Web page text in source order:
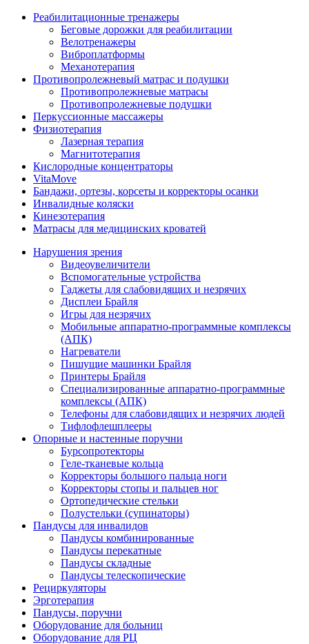
Реабилитационные тренажеры
Беговые дорожки для реабилитации
Велотренажеры
Виброплатформы
Механотерапия
Противопролежневый матрас и подушки
Противопролежневые матрасы
Противопролежневые подушки
Перкуссионные массажеры
Физиотерапия
Лазерная терапия
Магнитотерапия
Кислородные концентраторы
VitaMove
Бандажи, ортезы, корсеты и корректоры осанки
Инвалидные коляски
Кинезотерапия
Матрасы для медицинских кроватей
Нарушения зрения
Видеоувеличители
Вспомогательные устройства
Гаджеты для слабовидящих и незрячих
Дисплеи Брайля
Игры для незрячих
Мобильные аппаратно-программные комплексы
(АПК)
Нагреватели
Пишущие машинки Брайля
Принтеры Брайля
Специализированные аппаратно-программные
комплексы (АПК)
Телефоны для слабовидящих и незрячих людей
Тифлофлешплееры
Опорные и настенные поручни
Бурсопротекторы
Геле-тканевые кольца
Корректоры большого пальца ноги
Корректоры стопы и пальцев ног
Ортопедические стельки
Полустельки (супинаторы)
Пандусы для инвалидов
Пандусы комбинированные
Пандусы перекатные
Пандусы складные
Пандусы телескопические
Рециркуляторы
Эрготерапия
Пандусы, поручни
Оборудование для больниц
Оборудование для РЦ